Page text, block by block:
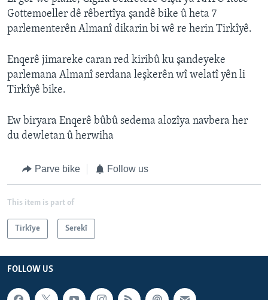
Gottemoeller dê rêbertîya şandê bike û heta 7
parlementerên Almanî dikarin bi wê re herin Tirkîyê.
Enqerê jimareke caran red kiribû ku şandeyeke
parlemana Almanî serdana leşkerên wî welatî yên li
Tirkîyê bike.
Ew biryara Enqerê bûbû sedema alozîya navbera her
du dewletan û herwiha
Parve bike Follow us
This item is part of
Tirkîye Serekî
FOLLOW US